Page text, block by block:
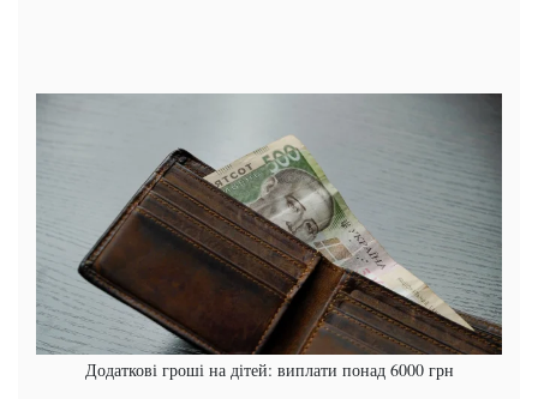
Додаткові гроші на дітей: виплати понад 6000 грн